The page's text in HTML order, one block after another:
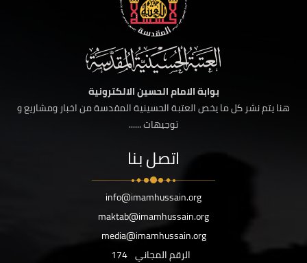
بوابة الامام الحسين الالكترونية
هنا يتم نشر كل ما يخص العتبة الحسينية المقدسة من اخبار ومشاريع و
توجيهات ......
اتصل بنا
info@imamhussain.org
maktab@imamhussain.org
media@imamhussain.org
الرقم المجاني 174